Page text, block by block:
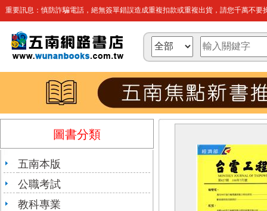
重要訊息：慎防詐騙電話，絕無簽單錯誤造成重複扣款或重複出貨，請您千萬不要
圖書分類
五南本版
公職考試
教科專業